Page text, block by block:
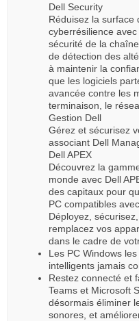
Dell Security
Réduisez la surface
cyberrésilience
sécurité de la
de détection des
à maintenir la
que les logiciels
avancée contre les
terminaison, le
Gestion Dell
Gérez et sécurisez
associant Dell
Dell APEX
Découvrez la
monde avec Dell
des capitaux pour
PC compatibles
Déployez,
remplacez vos
dans le cadre de
Les PC Windows
intelligents jamais
Restez connecté et
Teams et Microsoft
désormais éliminer
sonores, et